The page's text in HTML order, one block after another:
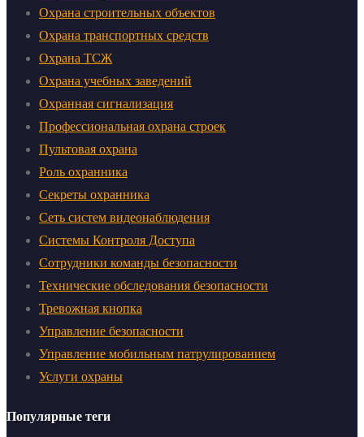
Охрана строительных объектов
Охрана транспортных средств
Охрана ТСЖ
Охрана учебных заведений
Охранная сигнализация
Профессиональная охрана строек
Пультовая охрана
Роль охранника
Секреты охранника
Сеть систем видеонаблюдения
Системы Контроля Доступа
Сотрудники команды безопасности
Технические обследования безопасности
Тревожная кнопка
Управление безопасности
Управление мобильным патрулированием
Услуги охраны
Популярные теги